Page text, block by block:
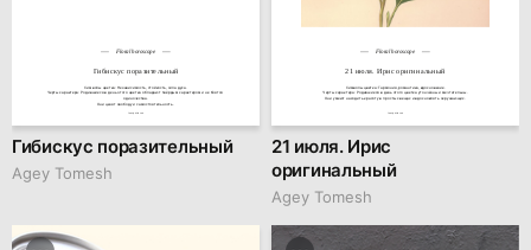
Floral horoscope
Гибискус поразительный
Символы цветка: Независимость, стойкость, сила духа.
Черты характера: Родившиеся в день этого цветка обладают твёрдым характером и не боятся
одиночества.
Они ценят свободу и самостоятельность.
Гибискус поразительный
Agey Tomesh
Floral horoscope
21 июля. Ирис оригинальный
Символы цветка: Гармония, романтика, вдохновение.
Черты характера: Родившиеся в день этого цветка утончённы и мечтательны.
Они умеют находить красоту в простых вещах и вдохновлять окружающих.
21 июля. Ирис
оригинальный
Agey Tomesh